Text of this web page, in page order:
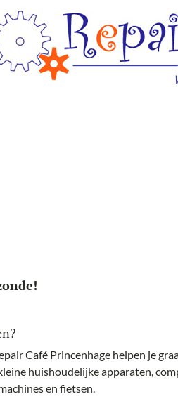
Café Princenhage helpen je
huishoudelijke apparaten,
en fietsen.